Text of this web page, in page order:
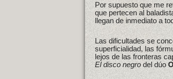
Por supuesto que me
que pertecen al
llegan de inmediato a
Las dificultades se
superficialidad, las
lejos de las fronteras
El disco negro del dúo